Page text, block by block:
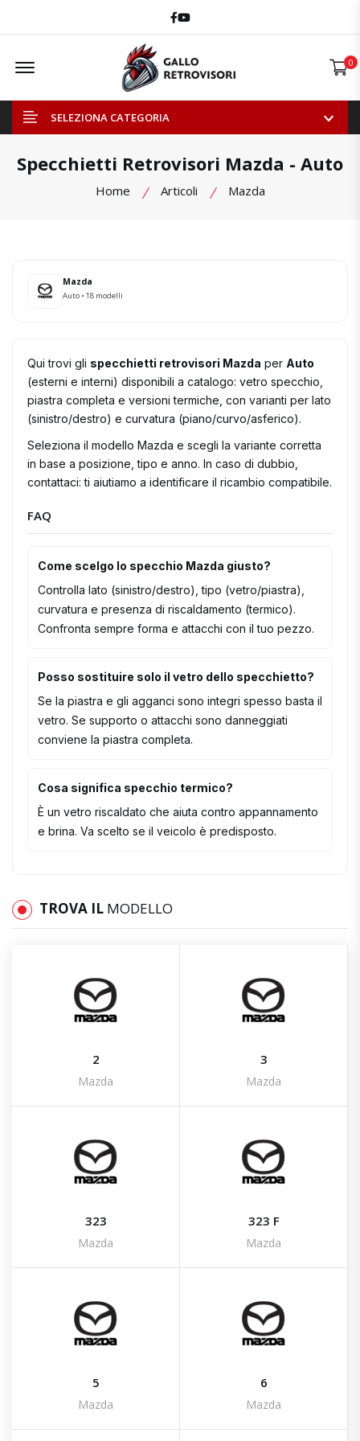
Facebook
Youtube
Offcanvas Menu Open 0
SELEZIONA CATEGORIA
Specchietti Retrovisori Mazda - Auto
Home Articoli Mazda
Mazda
Auto • 18 modelli
Qui trovi gli specchietti retrovisori Mazda per Auto
(esterni e interni) disponibili a catalogo: vetro specchio,
piastra completa e versioni termiche, con varianti per lato
(sinistro/destro) e curvatura (piano/curvo/asferico).
Seleziona il modello Mazda e scegli la variante corretta
in base a posizione, tipo e anno. In caso di dubbio,
contattaci: ti aiutiamo a identificare il ricambio compatibile.
FAQ
Come scelgo lo specchio Mazda giusto?
Controlla lato (sinistro/destro), tipo (vetro/piastra),
curvatura e presenza di riscaldamento (termico).
Confronta sempre forma e attacchi con il tuo pezzo.
Posso sostituire solo il vetro dello specchietto?
Se la piastra e gli agganci sono integri spesso basta il
vetro. Se supporto o attacchi sono danneggiati
conviene la piastra completa.
Cosa significa specchio termico?
È un vetro riscaldato che aiuta contro appannamento
e brina. Va scelto se il veicolo è predisposto.
TROVA IL MODELLO
2
Mazda
3
Mazda
323
Mazda
323 F
Mazda
5
Mazda
6
Mazda